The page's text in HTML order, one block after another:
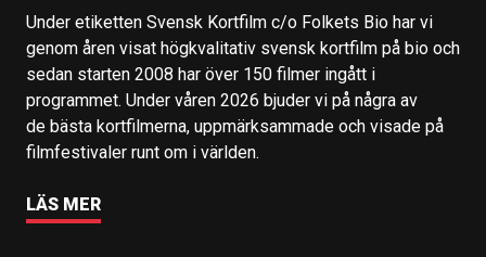
Under etiketten Svensk Kortfilm c/o Folkets Bio har vi
genom åren visat högkvalitativ svensk kortfilm på bio och
sedan starten 2008 har över 150 filmer ingått i
programmet. Under våren 2026 bjuder vi på några av
de bästa kortfilmerna, uppmärksammade och visade på
filmfestivaler runt om i världen.
LÄS MER